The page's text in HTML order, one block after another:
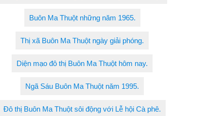
Buôn Ma Thuột những năm 1965.
Thị xã Buôn Ma Thuột ngày giải phóng.
Diện mạo đô thị Buôn Ma Thuột hôm nay.
Ngã Sáu Buôn Ma Thuột năm 1995.
Đô thị Buôn Ma Thuột sôi động với Lễ hội Cà phê.